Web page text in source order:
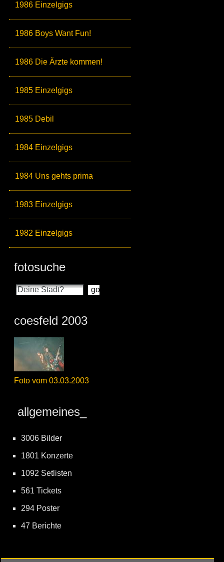
1986 Einzelgigs
1986 Boys Want Fun!
1986 Die Ärzte kommen!
1985 Einzelgigs
1985 Debil
1984 Einzelgigs
1984 Uns gehts prima
1983 Einzelgigs
1982 Einzelgigs
fotosuche
coesfeld 2003
Foto vom 03.03.2003
allgemeines_
3006 Bilder
1801 Konzerte
1092 Setlisten
561 Tickets
294 Poster
47 Berichte